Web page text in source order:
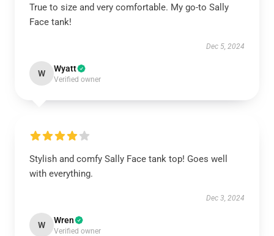
True to size and very comfortable. My go-to Sally
Face tank!
Dec 5, 2024
W Wyatt
Verified owner
Stylish and comfy Sally Face tank top! Goes well
with everything.
Dec 3, 2024
W Wren
Verified owner